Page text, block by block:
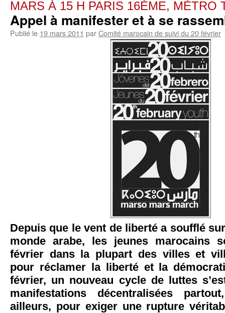
MARS À 15 H PARIS 16ÉME, MÉTRO
Appel à manifester et à se
Publié le 19 mars 2011 parComité marocain de suivi du 20 février
Depuis que le vent de liberté a soufflé
monde arabe, les jeunes marocains
février dans la plupart des villes et
pour réclamer la liberté et la
février, un nouveau cycle de luttes
manifestations décentralisées
ailleurs, pour exiger une rupture